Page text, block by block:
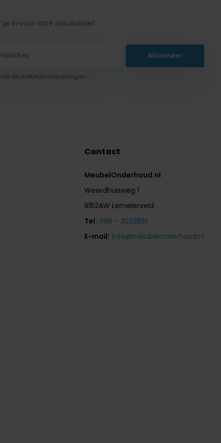
je in voor onze nieuwsbrief:
Abonneer
de wettelijke beperkingen
Contact
MeubelOnderhoud.nl
Weerdhuisweg 1
8152AW Lemelerveld
Tel: 085 - 3032851
E-mail: info@meubelonderhoud.nl